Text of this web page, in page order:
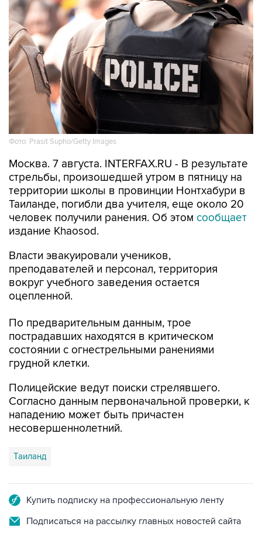
Фото: Prasit Supho/Getty Images
Москва. 7 августа. INTERFAX.RU - В результате
стрельбы, произошедшей утром в пятницу на
территории школы в провинции Нонтхабури в
Таиланде, погибли два учителя, еще около 20
человек получили ранения. Об этом сообщает
издание Khaosod.
Власти эвакуировали учеников,
преподавателей и персонал, территория
вокруг учебного заведения остается
оцепленной.
По предварительным данным, трое
пострадавших находятся в критическом
состоянии с огнестрельными ранениями
грудной клетки.
Полицейские ведут поиски стрелявшего.
Согласно данным первоначальной проверки, к
нападению может быть причастен
несовершеннолетний.
Таиланд
Купить подписку на профессиональную ленту
Подписаться на рассылку главных новостей сайта